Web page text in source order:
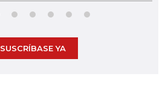
SUSCRÍBASE YA